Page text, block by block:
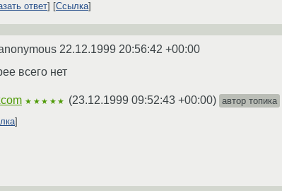
ответ Ссылка
22.12.1999 20:56:42 +00:00
всего нет
★★★★★ (23.12.1999 09:52:43 +00:00) автор топика